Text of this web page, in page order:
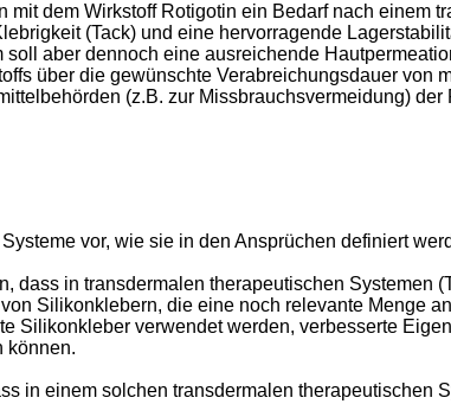
dem Wirkstoff Rotigotin ein Bedarf nach einem
(Tack) und eine hervorragende
aber dennoch eine ausreichende
über die gewünschte Verabreichungsdauer von
(z.B. zur Missbrauchsvermeidung)
vor, wie sie in den Ansprüchen definiert
in transdermalen therapeutischen Systemen
Silikonklebern, die eine noch relevante Menge
Silikonkleber verwendet werden, verbesserte
können.
in einem solchen transdermalen therapeutischen